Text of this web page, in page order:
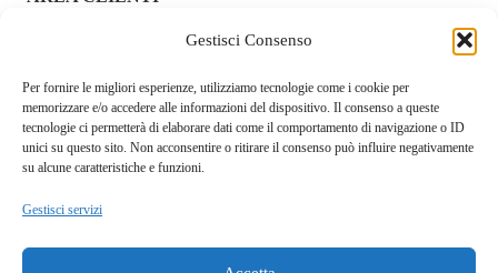
Gestisci Consenso
Per fornire le migliori esperienze, utilizziamo tecnologie come i cookie per
memorizzare e/o accedere alle informazioni del dispositivo. Il consenso a queste
tecnologie ci permetterà di elaborare dati come il comportamento di navigazione o ID
unici su questo sito. Non acconsentire o ritirare il consenso può influire negativamente
su alcune caratteristiche e funzioni.
Gestisci servizi
intensi.
Materiali sicuri e ipoallergenici, delicati sulla pelle.
volta.
Pulsante boost per un’esplosione di piacere senza attese.
ACCEDI / REGISTRATI
CHI SIAMO – FRAGOLAROSA | SEXY SHOP ONLINE
ITALIANO SICURO E DISCRETO
RESI E RIMBORSI
COOKIE POLICY